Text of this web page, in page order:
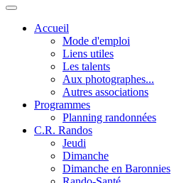
Accueil
Mode d'emploi
Liens utiles
Les talents
Aux photographes...
Autres associations
Programmes
Planning randonnées
C.R. Randos
Jeudi
Dimanche
Dimanche en Baronnies